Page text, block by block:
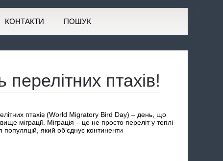
КОНТАКТИ ПОШУК
птахів!
птахів (World Migratory Bird Day) – день, що
міграції. Міграція – це не просто переліт у теплі
який об’єднує континенти